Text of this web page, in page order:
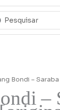
Bondi –
–